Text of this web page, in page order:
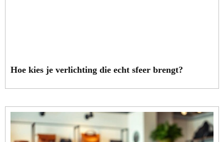
Hoe kies je verlichting die echt sfeer brengt?